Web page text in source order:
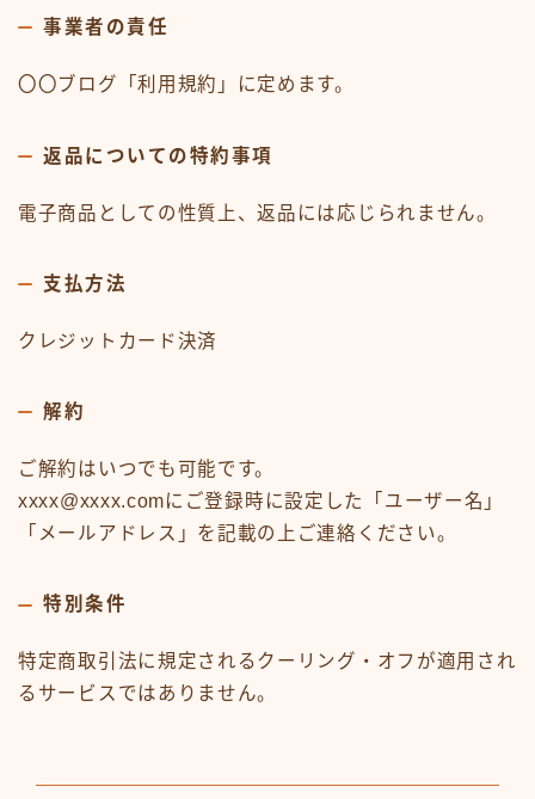
事業者の責任
〇〇ブログ「利用規約」に定めます。
返品についての特約事項
電子商品としての性質上、返品には応じられません。
支払方法
クレジットカード決済
解約
ご解約はいつでも可能です。
xxxx@xxxx.comにご登録時に設定した「ユーザー名」
「メールアドレス」を記載の上ご連絡ください。
特別条件
特定商取引法に規定されるクーリング・オフが適用され
るサービスではありません。